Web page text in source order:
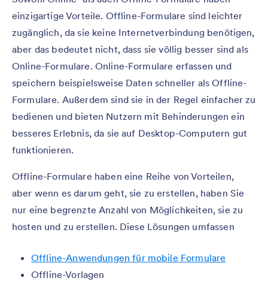
einzigartige Vorteile. Offline-Formulare sind leichter
zugänglich, da sie keine Internetverbindung benötigen,
aber das bedeutet nicht, dass sie völlig besser sind als
Online-Formulare. Online-Formulare erfassen und
speichern beispielsweise Daten schneller als Offline-
Formulare. Außerdem sind sie in der Regel einfacher zu
bedienen und bieten Nutzern mit Behinderungen ein
besseres Erlebnis, da sie auf Desktop-Computern gut
funktionieren.
Offline-Formulare haben eine Reihe von Vorteilen,
aber wenn es darum geht, sie zu erstellen, haben Sie
nur eine begrenzte Anzahl von Möglichkeiten, sie zu
hosten und zu erstellen. Diese Lösungen umfassen
Offline-Anwendungen für mobile Formulare
Offline-Vorlagen